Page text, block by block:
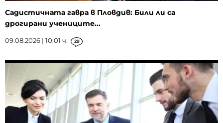
Садистичната гавра в Пловдив: Били ли са
дрогирани учениците...
09.08.2026 | 10:01 ч. 29